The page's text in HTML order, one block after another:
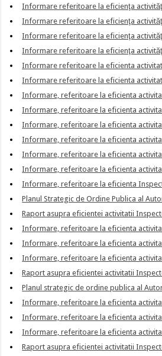
Informare referitoare la eficienţa
Informare referitoare la eficienţa
Informare referitoare la eficienţa
Informare referitoare la eficienţa
Informare referitoare la eficienta
Informare referitoare la eficienta
Informare, referitoare la eficienta
Informare, referitoare la eficienta
Informare, referitoare la eficienta
Informare, referitoare la eficienta
Informare, referitoare la eficienta
Informare, referitoare la eficienta
Informare, referitoare la eficienta
Planul Strategic de Ordine Publica al
Raport asupra eficientei activitatii
Informare, referitoare la eficienta
Informare, referitoare la eficienta
Informare, referitoare la eficienta
Raport asupra eficientei activitatii
Planul strategic de ordine publica al
Informare, referitoare la eficienta
Informare, referitoare la eficienta
Informare, referitoare la eficienta
Raport asupra eficientei activitatii